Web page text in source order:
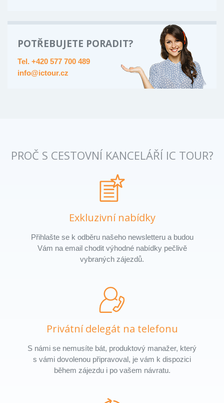
POTŘEBUJETE PORADIT?
Tel. +420 577 700 489
info@ictour.cz
PROČ S CESTOVNÍ KANCELÁŘÍ IC TOUR?
Exkluzivní nabídky
Přihlašte se k odběru našeho newsletteru a budou
Vám na email chodit výhodné nabídky pečlivě
vybraných zájezdů.
Privátní delegát na telefonu
S námi se nemusíte bát, produktový manažer, který
s vámi dovolenou připravoval, je vám k dispozici
během zájezdu i po vašem návratu.